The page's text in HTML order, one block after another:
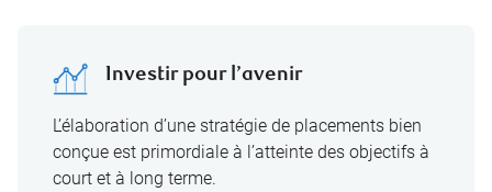
Investir pour l’avenir
L’élaboration d’une stratégie de placements bien
conçue est primordiale à l’atteinte des objectifs à
court et à long terme.